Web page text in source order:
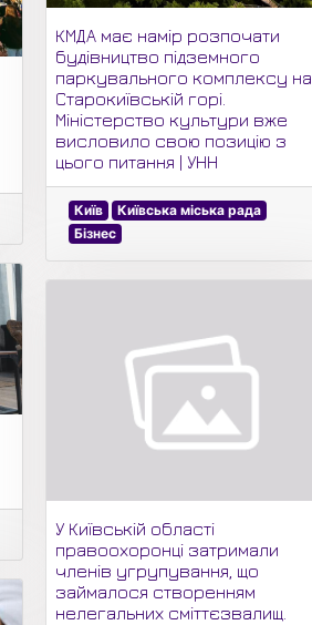
КМДА має намір розпочати
будівництво підземного
паркувального комплексу на
Старокиївській горі.
Міністерство культури вже
висловило свою позицію з
цього питання | УНН
Київ
Київська міська рада
Бізнес
У Київській області
правоохоронці затримали
членів угрупування, що
займалося створенням
нелегальних сміттєзвалищ.